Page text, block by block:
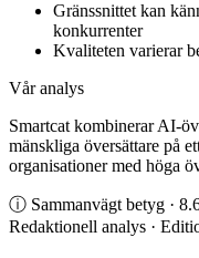
Gränssnittet kan
konkurrenter
Kvaliteten varierar
Vår analys
Smartcat kombinerar AI-
mänskliga översättare på
organisationer med höga
ⓘ Sammanvägt betyg ·
Redaktionell analys ·